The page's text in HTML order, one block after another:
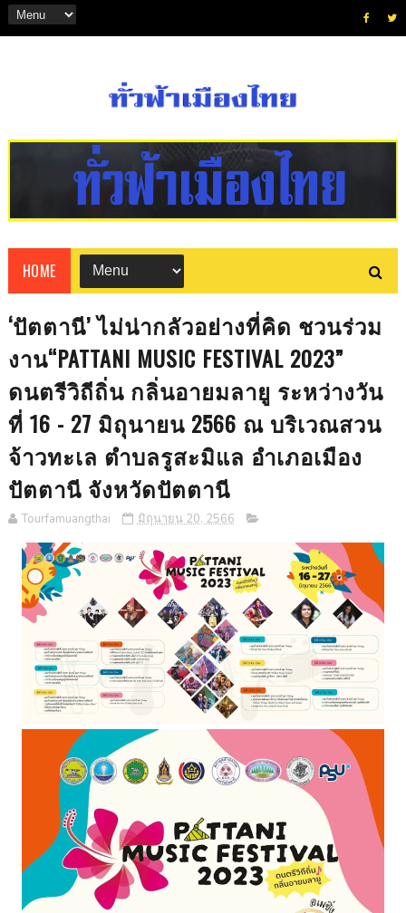
HOME
‘ปัตตานี’ ไม่น่ากลัวอย่างที่คิด ชวนร่วม
งาน“PATTANI MUSIC FESTIVAL 2023”
ดนตรีวิถีถิ่น กลิ่นอายมลายู ระหว่างวัน
ที่ 16 - 27 มิถุนายน 2566 ณ บริเวณสวน
จ้าวทะเล ตำบลรูสะมิแล อำเภอเมือง
ปัตตานี จังหวัดปัตตานี
Tourfamuangthai มิถุนายน 20, 2566